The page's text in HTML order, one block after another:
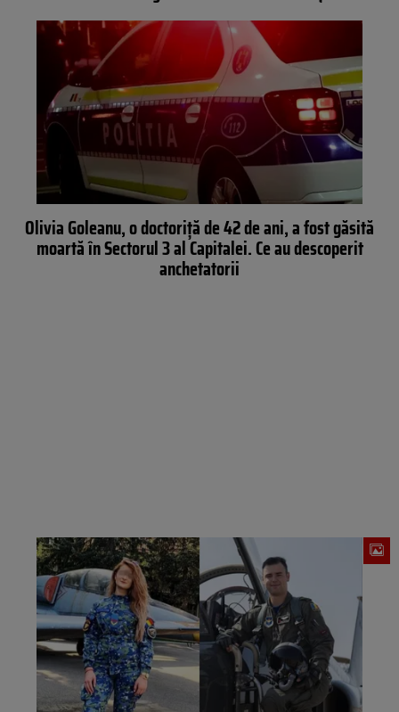
Olivia Goleanu, o doctoriță de 42 de ani, a fost găsită
moartă în Sectorul 3 al Capitalei. Ce au descoperit
anchetatorii